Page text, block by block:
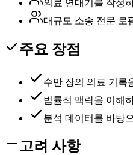
의료 연대기를 작성
대규모 소송 전문 로
주요 장점
수만 장의 의료 기록
법률적 맥락을 이해
분석 데이터를 바탕
고려 사항